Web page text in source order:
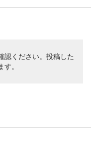
認ください。投稿した
。